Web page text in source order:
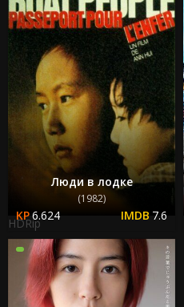
Люди в лодке
(1982)
6.624 7.6
HDRip